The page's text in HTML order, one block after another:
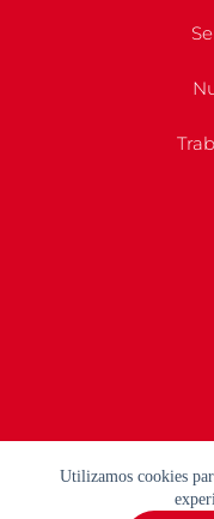
Utilizamos cookies